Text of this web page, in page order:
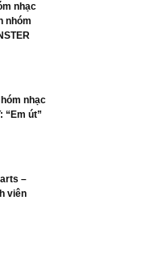
nhạc
nhóm
nhạc
“Em út”
–
viên